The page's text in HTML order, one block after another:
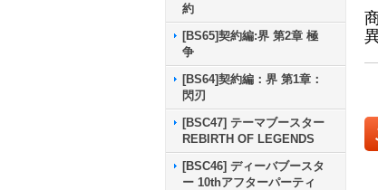
約
[BS65]契約編:界 第2章 極
争
[BS64]契約編：界 第1章：
閃刃
[BSC47] テーマブースター
REBIRTH OF LEGENDS
[BSC46] ディーバブースタ
ー 10thアフターパーティ